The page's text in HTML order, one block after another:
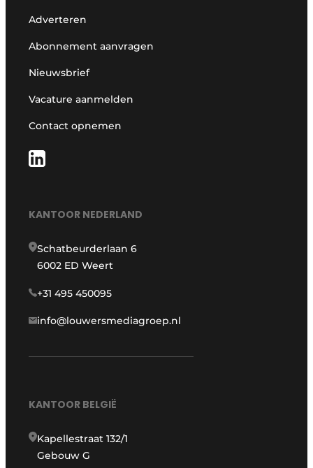
Adverteren
Abonnement aanvragen
Nieuwsbrief
Vacature aanmelden
Contact opnemen
KANTOOR NEDERLAND
Schatbeurderlaan 6
6002 ED Weert
+31 495 450095
info@louwersmediagroep.nl
KANTOOR BELGIË
Kapellestraat 132/1
Gebouw G